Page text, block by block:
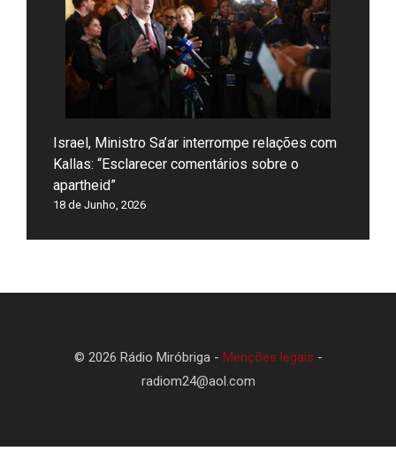
Israel, Ministro Sa’ar interrompe relações com
Kallas: “Esclarecer comentários sobre o
apartheid”
18 de Junho, 2026
© 2026 Rádio Miróbriga - Menções legais -
radiom24@aol.com